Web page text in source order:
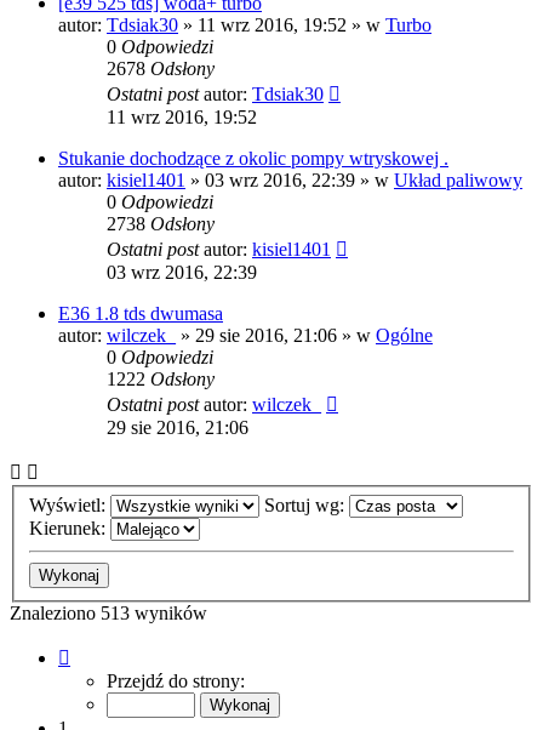
autor: Tdsiak30 » 11 wrz 2016, 19:52 » w Turbo
0 Odpowiedzi
2678 Odsłony
Ostatni postautor: Tdsiak30
11 wrz 2016, 19:52
Stukanie dochodzące z okolic pompy wtryskowej .
autor: kisiel1401 » 03 wrz 2016, 22:39 » w Układ paliwowy
0 Odpowiedzi
2738 Odsłony
Ostatni postautor: kisiel1401
03 wrz 2016, 22:39
E36 1.8 tds dwumasa
autor: wilczek_ » 29 sie 2016, 21:06 » w Ogólne
0 Odpowiedzi
1222 Odsłony
Ostatni postautor: wilczek_
29 sie 2016, 21:06
Wyświetl:
Sortuj wg:
Kierunek:
Znaleziono 513 wyników
Przejdź do strony: